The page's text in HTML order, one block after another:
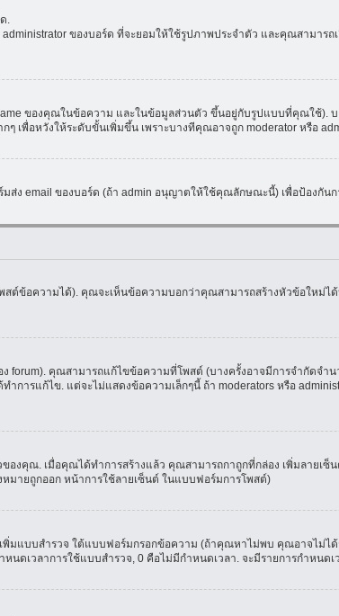
.
ของบอร์ด ที่จะยอมให้ใช้รูปภาพประจำตัว และคุณสามาร
ของคุณในข้อความ และในข้อมูลส่วนตัว ขึ้นอยู่กับรูปแบบที่คุณใช้).
เพื่อหวังให้ระดับขั้นเพิ่มขึ้น เพราะบางทีคุณอาจถูก moderator หรือ
ง email ของบอร์ด (ถ้า admin อนุญาตให้ใช้คุณลักษณะนี้) เพื่อป้องกันก
ข้อความได้). คุณจะเห็นข้อความบอกว่าคุณสามารถสร้างหัวข้อใหม่ไ
forum). คุณสามารถแก้ไขข้อความที่โพสต์ (บางครั้งอาจมีการจำกัดจ
รแก้ไข. แต่จะไม่แสดงข้อความเล็กๆนี้ ถ้า moderators หรือ
งคุณ. เมื่อคุณได้ทำการสร้างแล้ว คุณสามารถกาถูกที่กล่อง เพิ่มลายเ
มายถูกออก หน้าการใช้ลายเซ็นต์ ในแบบฟอร์มการโพสต์)
บบสำรวจ ใต้แบบฟอร์มกรอกข้อความ (ถ้าคุณหาไม่พบ คุณอาจไม่ได้
ดเวลาการใช้แบบสำรวจ, 0 คือไม่มีกำหนดเวลา. จะมีรายการกำหนด